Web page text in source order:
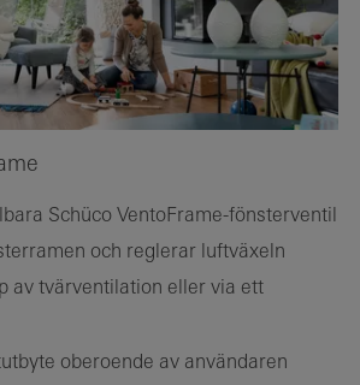
Schüco VentoFrame-fönsterventil
och reglerar luftväxeln
av tvärventilation eller via ett
oberoende av användaren